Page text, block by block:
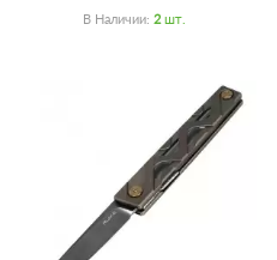
В Наличии: 2 Шт.